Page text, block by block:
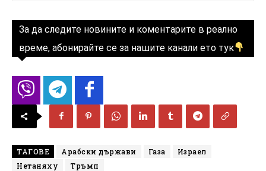
За да следите новините и коментарите в реално
време, абонирайте се за нашите канали ето тук
ТАГОВЕ Арабски държави Газа
Израел
Нетаняху
Тръмп